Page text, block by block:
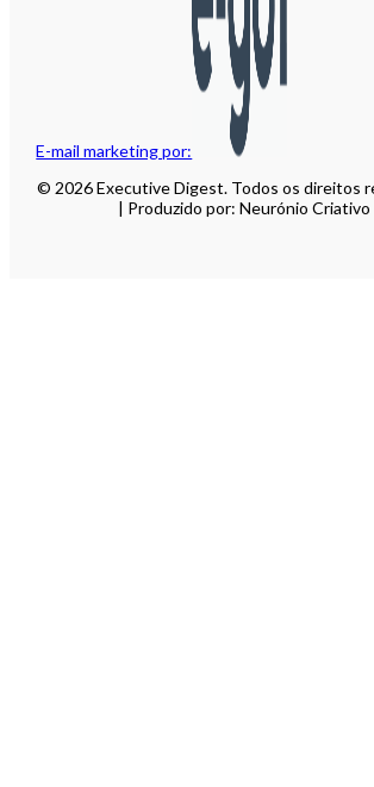
E-mail marketing por:
© 2026 Executive Digest. Todos os direitos
| Produzido por: Neurónio Criativo